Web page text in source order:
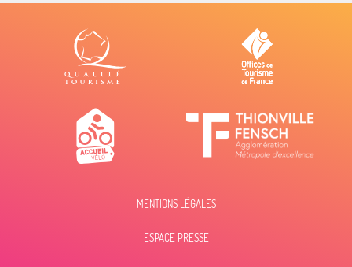
MENTIONS LÉGALES
ESPACE PRESSE